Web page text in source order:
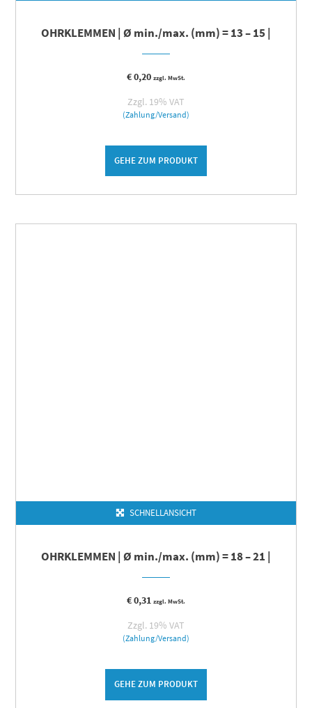
OHRKLEMMEN | Ø min./max. (mm) = 13 – 15 |
€0,20 zzgl. MwSt.
Zzgl. 19% VAT
(Zahlung/Versand)
GEHE ZUM PRODUKT
SCHNELLANSICHT
OHRKLEMMEN | Ø min./max. (mm) = 18 – 21 |
€0,31 zzgl. MwSt.
Zzgl. 19% VAT
(Zahlung/Versand)
GEHE ZUM PRODUKT